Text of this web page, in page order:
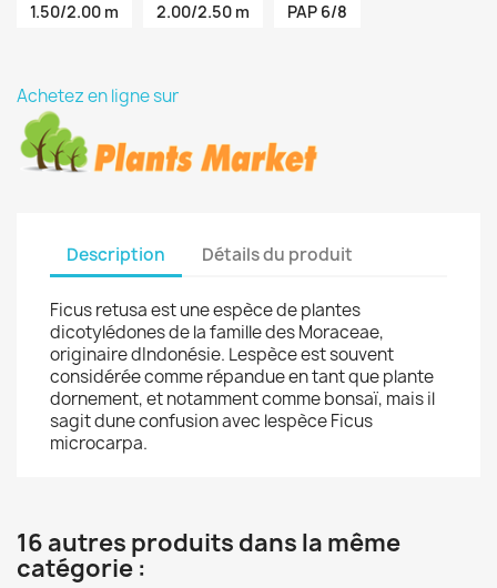
1.50/2.00 m
2.00/2.50 m PAP 6/8
Achetez en ligne sur
Description Détails du produit
Ficus retusa est une espèce de plantes
dicotylédones de la famille des Moraceae,
originaire dIndonésie. Lespèce est souvent
considérée comme répandue en tant que plante
dornement, et notamment comme bonsaï, mais il
sagit dune confusion avec lespèce Ficus
microcarpa.
16 autres produits dans la même
catégorie :